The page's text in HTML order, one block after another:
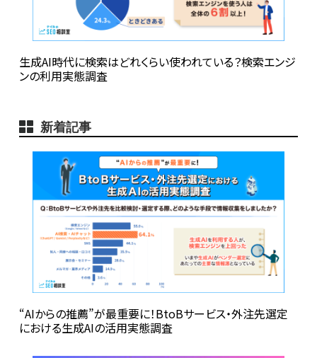
生成AI時代に検索はどれくらい使われている？検索エンジ
ンの利用実態調査
新着記事
“AIからの推薦”が最重要に！BtoBサービス・外注先選定
における生成AIの活用実態調査